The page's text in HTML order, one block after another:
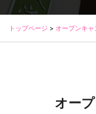
トップページ > オープンキャ
オー